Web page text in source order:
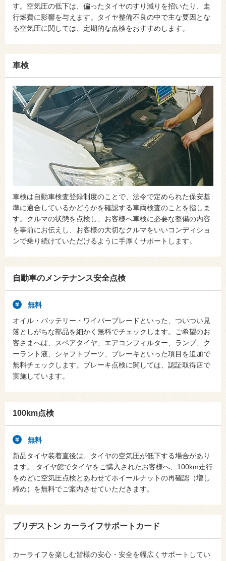
す。空気圧の低下は、偏ったタイヤのすり減りを招いたり、走
行燃費に影響を与えます。タイヤ整備不良の中で主な要因とな
る空気圧に関しては、定期的な点検をおすすめします。
車検
車検は自動車検査登録制度のことで、法令で定められた保安基
準に適合しているかどうかを確認する車両検査のことを指しま
す。クルマの状態を点検し、お客様へ車検に必要な整備の内容
を事前にお伝えし、お客様の大切なクルマをいいコンディショ
ンで乗り続けていただけるように手厚くサポートします。
自動車のメンテナンス安全点検
無料
オイル・バッテリー・ワイパーブレードといった、ついつい見
落としがちな部品を細かく無料でチェックします。ご希望のお
客さまへは、スペアタイヤ、エアコンフィルター、ランプ、ク
ーラント液、シャフトブーツ、ブレーキといった項目を追加で
無料チェックします。ブレーキ点検に関しては、認証取得店で
実施しています。
100km点検
無料
新品タイヤ装着直後は、タイヤの空気圧が低下する場合があり
ます。 タイヤ館でタイヤをご購入されたお客様へ、100km走行
をめどに空気圧点検とあわせてホイールナットの再確認（増し
締め）を無料でご案内させていただきます。
ブリヂストン カーライフサポートカード
カーライフを楽しむ皆様の安心・安全を幅広くサポートしてい